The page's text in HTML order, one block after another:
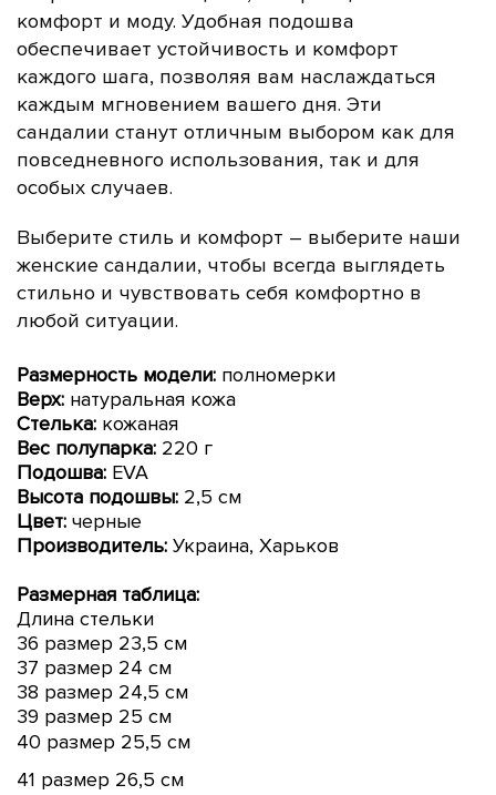
комфорт и моду. Удобная подошва
обеспечивает устойчивость и комфорт
каждого шага, позволяя вам наслаждаться
каждым мгновением вашего дня. Эти
сандалии станут отличным выбором как для
повседневного использования, так и для
особых случаев.
Выберите стиль и комфорт – выберите наши
женские сандалии, чтобы всегда выглядеть
стильно и чувствовать себя комфортно в
любой ситуации.
Размерность модели: полномерки
Верх: натуральная кожа
Стелька: кожаная
Вес полупарка: 220 г
Подошва: EVA
Высота подошвы: 2,5 см
Цвет: черные
Производитель: Украина, Харьков
Размерная таблица:
Длина стельки
36 размер 23,5 см
37 размер 24 см
38 размер 24,5 см
39 размер 25 см
40 размер 25,5 см
41 размер 26,5 см